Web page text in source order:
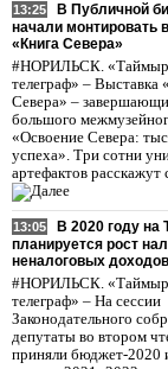
13:25
В Публичной
начали монтировать
«Книга Севера»
#НОРИЛЬСК.
телеграф» – Выставка
Севера» –
большого
«Освоение Севера:
успеха». Три сотни
артефактов
13:05
В 2020 году на
планируется рост
неналоговых доходов
#НОРИЛЬСК.
телеграф» – На сессии
Законодательного
депутаты во втором
приняли бюджет-2020